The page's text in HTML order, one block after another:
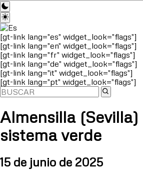
[gt-link lang="es" widget_look="flags"]
[gt-link lang="en" widget_look="flags"]
[gt-link lang="fr" widget_look="flags"]
[gt-link lang="de" widget_look="flags"]
[gt-link lang="it" widget_look="flags"]
[gt-link lang="pt" widget_look="flags"]
Almensilla
sistema verde
15 de junio de 2025